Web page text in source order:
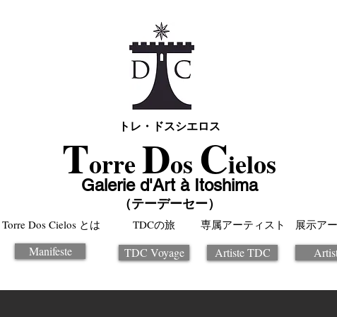
トレ・ドスシエロス
TorreDos Cielos
Galerie d'Art à Itoshima
（テーデーセー）
Torre Dos Cielos とは
Manifeste
TDCの旅
TDC Voyage
専属アーティスト
Artiste TDC
展示ア